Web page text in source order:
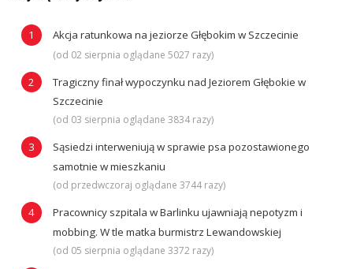
Akcja ratunkowa na jeziorze Głębokim w Szczecinie
(od 02 sierpnia oglądane 5027 razy)
Tragiczny finał wypoczynku nad Jeziorem Głębokie w
Szczecinie
(od 03 sierpnia oglądane 3834 razy)
Sąsiedzi interweniują w sprawie psa pozostawionego
samotnie w mieszkaniu
(od przedwczoraj oglądane 3744 razy)
Pracownicy szpitala w Barlinku ujawniają nepotyzm i
mobbing. W tle matka burmistrz Lewandowskiej
(od 05 sierpnia oglądane 3372 razy)